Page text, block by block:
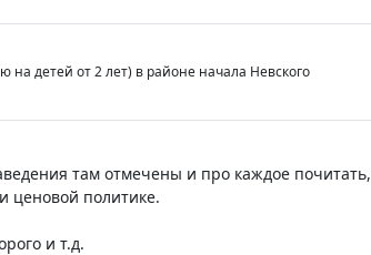
на детей от 2 лет) в районе начала Невского
там отмечены и про каждое почитать,
ценовой политике.
и т.д.